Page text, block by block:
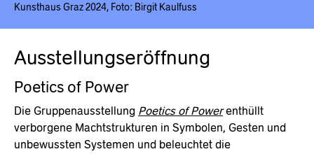
Kunsthaus Graz 2024, Foto: Birgit Kaulfuss
Ausstellungseröffnung
Poetics of Power
Die Gruppenausstellung Poetics of Powerenthüllt
verborgene Machtstrukturen in Symbolen, Gesten und
unbewussten Systemen und beleuchtet die